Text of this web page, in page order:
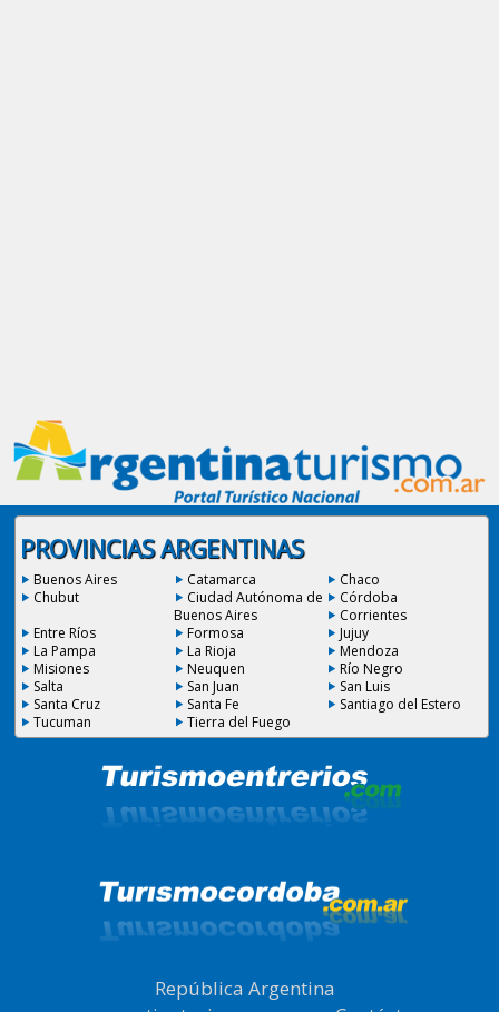
PROVINCIAS ARGENTINAS
Buenos Aires Catamarca
Chaco
Chubut
Ciudad Autónoma de
Buenos Aires
Córdoba
Corrientes
Entre Ríos
Formosa
Jujuy
La Pampa
La Rioja
Mendoza
Misiones
Neuquen
Río Negro
Salta
San Juan
San Luis
Santa Cruz
Santa Fe
Santiago del Estero
Tucuman
Tierra del Fuego
República Argentina